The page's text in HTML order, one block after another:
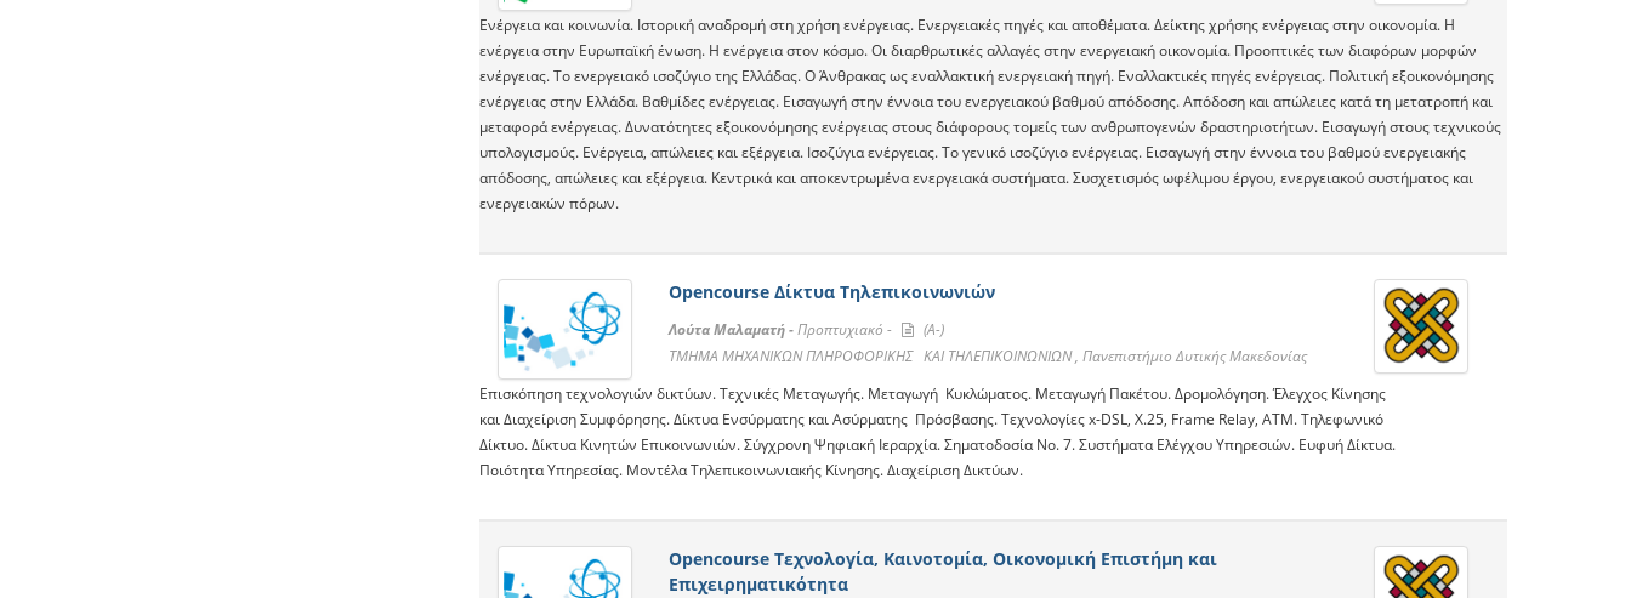
Ενέργεια και κοινωνία. Ιστορική αναδρομή στη χρήση ενέργειας. Ενεργειακές πηγές και αποθέματα. Δείκτης χρήσης ενέργειας στην οικονομία. Η
ενέργεια στην Ευρωπαϊκή ένωση. Η ενέργεια στον κόσμο. Οι διαρθρωτικές αλλαγές στην ενεργειακή οικονομία. Προοπτικές των διαφόρων μορφών
ενέργειας. Το ενεργειακό ισοζύγιο της Ελλάδας. Ο Άνθρακας ως εναλλακτική ενεργειακή πηγή. Εναλλακτικές πηγές ενέργειας. Πολιτική εξοικονόμησης
ενέργειας στην Ελλάδα. Βαθμίδες ενέργειας. Εισαγωγή στην έννοια του ενεργειακού βαθμού απόδοσης. Απόδοση και απώλειες κατά τη μετατροπή και
μεταφορά ενέργειας. Δυνατότητες εξοικονόμησης ενέργειας στους διάφορους τομείς των ανθρωπογενών δραστηριοτήτων. Εισαγωγή στους τεχνικούς
υπολογισμούς. Ενέργεια, απώλειες και εξέργεια. Ισοζύγια ενέργειας. Το γενικό ισοζύγιο ενέργειας. Εισαγωγή στην έννοια του βαθμού ενεργειακής
απόδοσης, απώλειες και εξέργεια. Κεντρικά και αποκεντρωμένα ενεργειακά συστήματα. Συσχετισμός ωφέλιμου έργου, ενεργειακού συστήματος και
ενεργειακών πόρων.
Opencourse Δίκτυα Τηλεπικοινωνιών
Λούτα Μαλαματή -Προπτυχιακό -
(A-)
ΤΜΗΜΑ ΜΗΧΑΝΙΚΩΝ ΠΛΗΡΟΦΟΡΙΚΗΣ ΚΑΙ ΤΗΛΕΠΙΚΟΙΝΩΝΙΩΝ , Πανεπιστήμιο Δυτικής Μακεδονίας
Επισκόπηση τεχνολογιών δικτύων. Τεχνικές Μεταγωγής. Μεταγωγή Κυκλώματος. Μεταγωγή Πακέτου. Δρομολόγηση. Έλεγχος Κίνησης
και Διαχείριση Συμφόρησης. Δίκτυα Ενσύρματης και Ασύρματης Πρόσβασης. Τεχνολογίες x‐DSL, X.25, Frame Relay, ATM. Τηλεφωνικό
Δίκτυο. Δίκτυα Κινητών Επικοινωνιών. Σύγχρονη Ψηφιακή Ιεραρχία. Σηματοδοσία Νο. 7. Συστήματα Ελέγχου Υπηρεσιών. Ευφυή Δίκτυα.
Ποιότητα Υπηρεσίας. Μοντέλα Τηλεπικοινωνιακής Κίνησης. Διαχείριση Δικτύων.
Opencourse Τεχνολογία, Καινοτομία, Οικονομική Επιστήμη και
Επιχειρηματικότητα